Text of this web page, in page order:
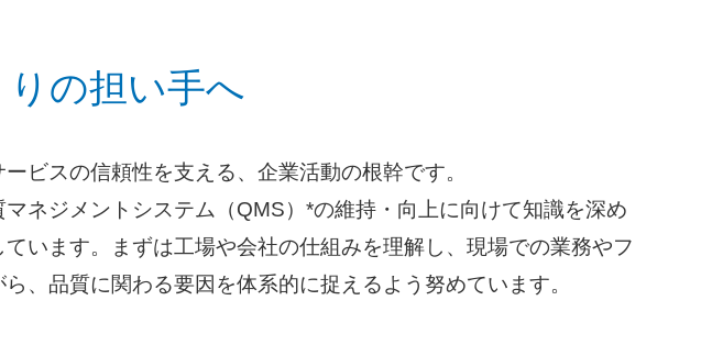
の担い手へ
ビスの信頼性を支える、企業活動の根幹です。
ネジメントシステム（QMS）*の維持・向上に向けて知識を深め
ています。まずは工場や会社の仕組みを理解し、現場での業務やフ
、品質に関わる要因を体系的に捉えるよう努めています。